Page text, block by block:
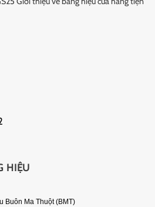
HIỆU
Buôn Ma Thuột (BMT)